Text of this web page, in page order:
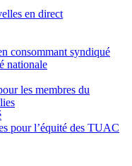
en direct
consommant syndiqué
nationale
les membres du
pour l’équité des TUAC